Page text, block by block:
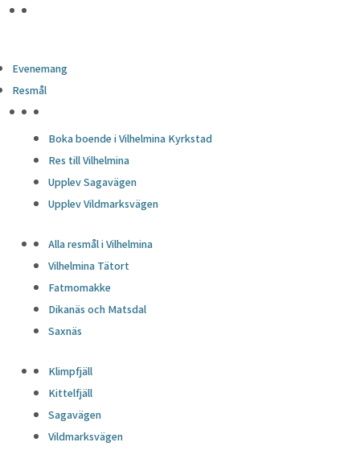
Evenemang
Resmål
Boka boende i Vilhelmina Kyrkstad
Res till Vilhelmina
Upplev Sagavägen
Upplev Vildmarksvägen
Alla resmål i Vilhelmina
Vilhelmina Tätort
Fatmomakke
Dikanäs och Matsdal
Saxnäs
Klimpfjäll
Kittelfjäll
Sagavägen
Vildmarksvägen